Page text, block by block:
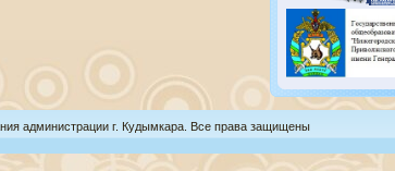
администрации г. Кудымкара. Все права защищены